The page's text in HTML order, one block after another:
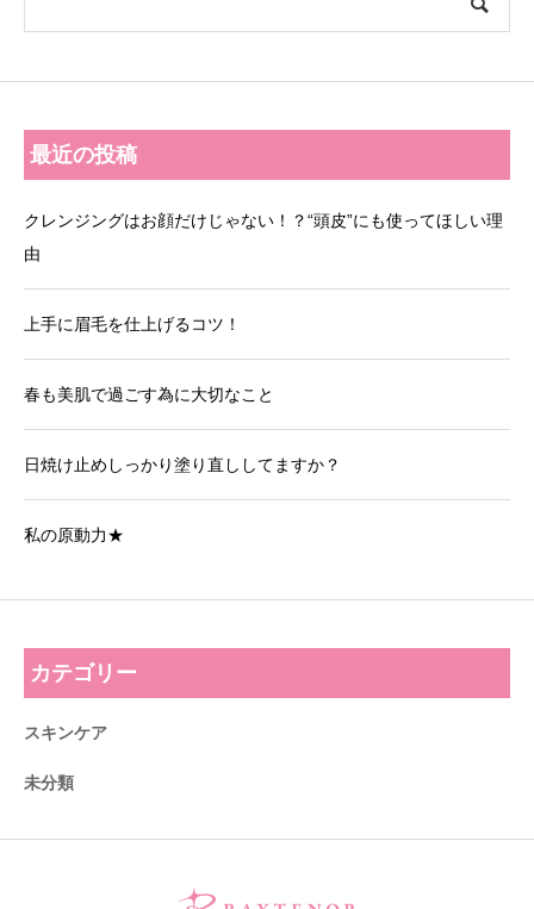
最近の投稿
クレンジングはお顔だけじゃない！？“頭皮”にも使ってほしい理
由
上手に眉毛を仕上げるコツ！
春も美肌で過ごす為に大切なこと
日焼け止めしっかり塗り直ししてますか？
私の原動力★
カテゴリー
スキンケア
未分類